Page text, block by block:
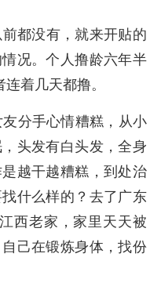
都没有，就来开贴的
况。个人撸龄六年半
着几天都撸。
分手心情糟糕，从小
头发有白头发，全身
越干越糟糕，到处治
什么样的？去了广东
西老家，家里天天被
己在锻炼身体，找份